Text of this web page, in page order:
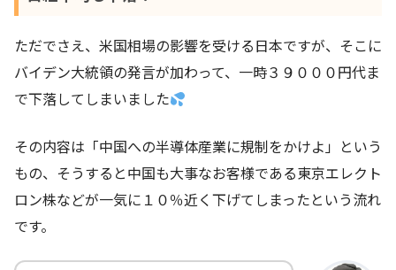
ただでさえ、米国相場の影響を受ける日本ですが、そこに
バイデン大統領の発言が加わって、一時３９０００円代ま
で下落してしまいました
その内容は「中国への半導体産業に規制をかけよ」という
もの、そうすると中国も大事なお客様である東京エレクト
ロン株などが一気に１０％近く下げてしまったという流れ
です。